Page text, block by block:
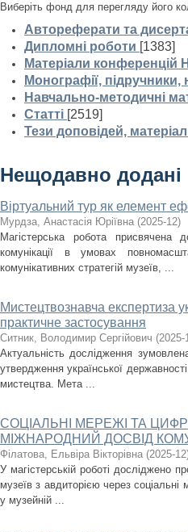
Виберіть фонд для перегляду його
Автореферати та
Дипломні роботи [1383]
Матеріали конференцій
Монографії, підручники,
Навчально-методичні
Статті [2519]
Тези доповідей,
Нещодавно додані
Віртуальний тур як елемент
Мурдза, Анастасія Юріївна (2025-12)
Магістерська робота присвячена
комунікації в умовах
комунікативних стратегій музеїв, ...
Мистецтвознавча експертиза
практичне застосування
Ситник, Володимир Сергійович (2025-
Актуальність дослідження
утвердження української
мистецтва. Мета ...
СОЦІАЛЬНІ МЕРЕЖІ ТА
МІЖНАРОДНИЙ ДОСВІД
Філатова, Ельвіра Вікторівна (2025-12
У магістерській роботі досліджено
музеїв з авдиторією через соціальні
у музейній ...